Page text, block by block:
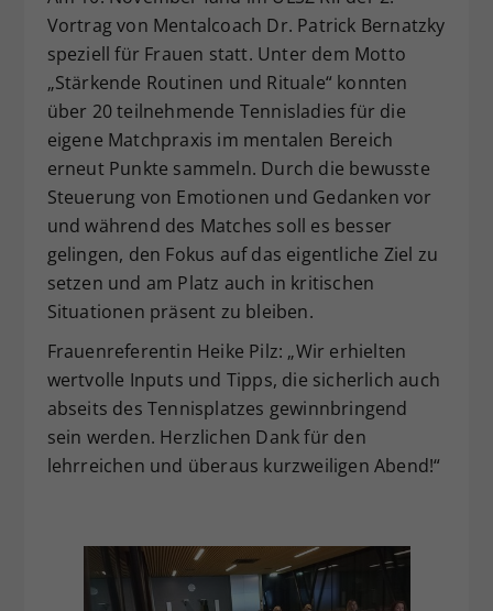
Vortrag von Mentalcoach Dr. Patrick Bernatzky
speziell für Frauen statt. Unter dem Motto
„Stärkende Routinen und Rituale“ konnten
über 20 teilnehmende Tennisladies für die
eigene Matchpraxis im mentalen Bereich
erneut Punkte sammeln. Durch die bewusste
Steuerung von Emotionen und Gedanken vor
und während des Matches soll es besser
gelingen, den Fokus auf das eigentliche Ziel zu
setzen und am Platz auch in kritischen
Situationen präsent zu bleiben.
Frauenreferentin Heike Pilz: „Wir erhielten
wertvolle Inputs und Tipps, die sicherlich auch
abseits des Tennisplatzes gewinnbringend
sein werden. Herzlichen Dank für den
lehrreichen und überaus kurzweiligen Abend!“
Zweck
Dieser Wert speichert Ihre Consent-
Einstellungen. Unter anderem eine
zufällig generierte ID, für die
historische Speicherung Ihrer
vorgenommen Einstellungen, falls der
Webseiten-Betreiber dies eingestellt
hat.